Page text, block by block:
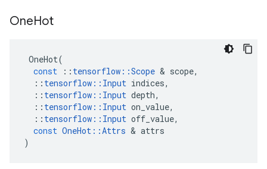
OneHot
OneHot(
const
:: tensorflow ::Scope & scope,
:: tensorflow :: Input indices,
:: tensorflow :: Input depth,
:: tensorflow :: Input on_value,
:: tensorflow :: Input off_value,
const OneHot ::Attrs & attrs
)